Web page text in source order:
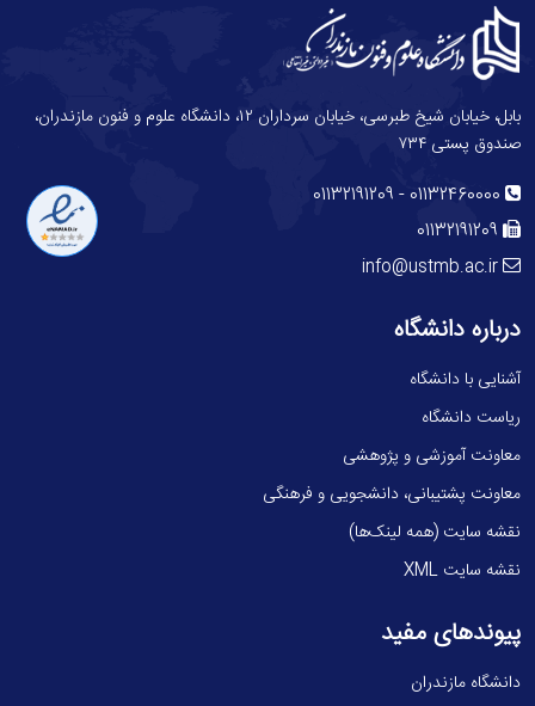
بابل، خیابان شیخ طبرسی، خیابان سرداران ۱۲، دانشگاه علوم و فنون مازندران،
صندوق پستی ۷۳۴
01132460000
-
01132191209
01132191209
info@ustmb.ac.ir
درباره دانشگاه
آشنایی با دانشگاه
ریاست دانشگاه
معاونت آموزشی و پژوهشی
معاونت پشتیبانی، دانشجویی و فرهنگی
نقشه سایت (همه لینک‌ها)
نقشه سایت XML
پیوندهای مفید
دانشگاه مازندران